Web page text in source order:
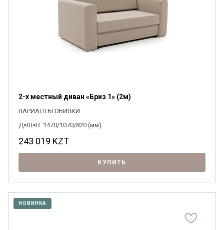
2-х местный диван «Бриз 1» (2м)
ВАРИАНТЫ ОБИВКИ
Д×Ш×В: 1470/1070/820 (мм)
243 019 KZT
КУПИТЬ
НОВИНКА